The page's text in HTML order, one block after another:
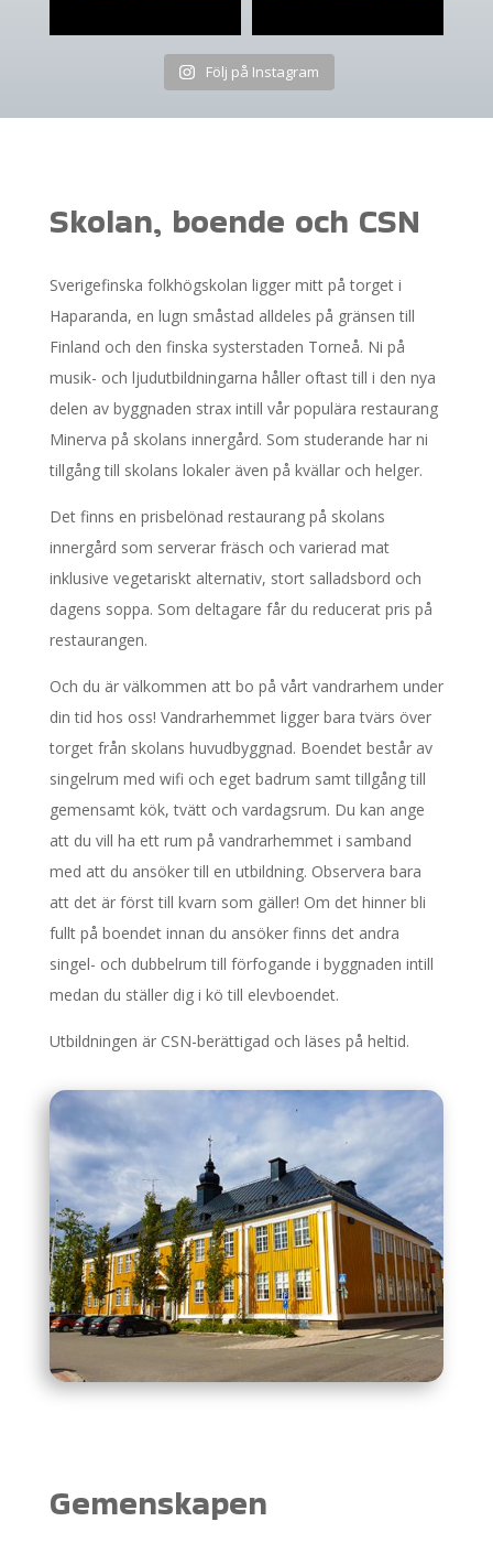
Följ på Instagram
Skolan, boende och CSN
Sverigefinska folkhögskolan ligger mitt på torget i
Haparanda, en lugn småstad alldeles på gränsen till
Finland och den finska systerstaden Torneå. Ni på
musik- och ljudutbildningarna håller oftast till i den nya
delen av byggnaden strax intill vår populära restaurang
Minerva på skolans innergård. Som studerande har ni
tillgång till skolans lokaler även på kvällar och helger.
Det finns en prisbelönad restaurang på skolans
innergård som serverar fräsch och varierad mat
inklusive vegetariskt alternativ, stort salladsbord och
dagens soppa. Som deltagare får du reducerat pris på
restaurangen.
Och du är välkommen att bo på vårt vandrarhem under
din tid hos oss! Vandrarhemmet ligger bara tvärs över
torget från skolans huvudbyggnad. Boendet består av
singelrum med wifi och eget badrum samt tillgång till
gemensamt kök, tvätt och vardagsrum. Du kan ange
att du vill ha ett rum på vandrarhemmet i samband
med att du ansöker till en utbildning. Observera bara
att det är först till kvarn som gäller! Om det hinner bli
fullt på boendet innan du ansöker finns det andra
singel- och dubbelrum till förfogande i byggnaden intill
medan du ställer dig i kö till elevboendet.
Utbildningen är CSN-berättigad och läses på heltid.
Gemenskapen